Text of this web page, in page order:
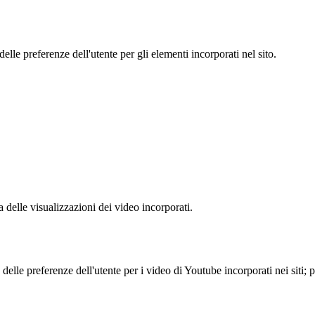
preferenze dell'utente per gli elementi incorporati nel sito.
delle visualizzazioni dei video incorporati.
preferenze dell'utente per i video di Youtube incorporati nei siti;